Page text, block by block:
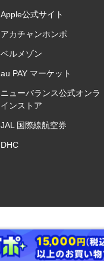
Apple公式サイト
アカチャンホンポ
ベルメゾン
au PAY マーケット
ニューバランス公式オンラ
インストア
JAL 国際線航空券
DHC